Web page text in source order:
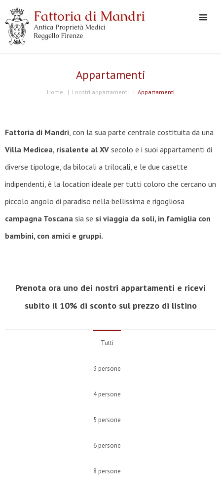
Appartamenti
Home | I nostri appartamenti | Appartamenti
Fattoria di Mandri, con la sua parte centrale costituita da una
Villa Medicea, risalente al XV secolo e i suoi appartamenti di
diverse tipologie, da bilocali a trilocali, e le due casette
indipendenti, è la location ideale per tutti coloro che cercano un
piccolo angolo di paradiso nella bellissima e rigogliosa
campagna Toscana sia se si viaggia da soli, in famiglia con
bambini, con amici e gruppi.
Prenota ora uno dei nostri appartamenti e ricevi
subito il 10% di sconto sul prezzo di listino
Tutti
3 persone
4 persone
5 persone
6 persone
8 persone